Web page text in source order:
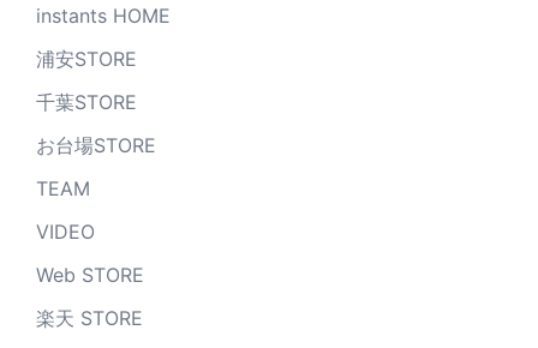
instants HOME
浦安STORE
千葉STORE
お台場STORE
TEAM
VIDEO
Web STORE
楽天 STORE